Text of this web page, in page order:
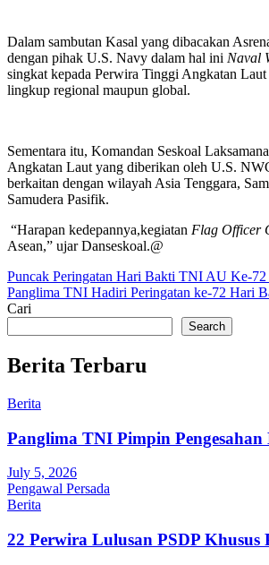
Dalam sambutan Kasal yang dibacakan
dengan pihak U.S. Navy dalam hal ini Naval
singkat kepada Perwira Tinggi Angkatan Laut
lingkup regional maupun global.
Sementara itu, Komandan Seskoal
Angkatan Laut yang diberikan oleh U.S.
berkaitan dengan wilayah Asia Tenggara,
Samudera Pasifik.
“Harapan kedepannya,kegiatan Flag Officer
Asean,” ujar Danseskoal.@
Post
navigation
Puncak Peringatan Hari Bakti TNI AU Ke-
Panglima TNI Hadiri Peringatan ke-72 Hari
Cari
Search
Berita Terbaru
Berita
Panglima TNI Pimpin
July 5, 2026
Pengawal Persada
Berita
22 Perwira Lulusan PSDP